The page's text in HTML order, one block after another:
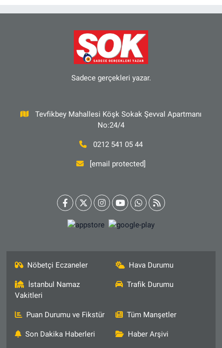
Sadece gerçekleri yazar.
Tevfikbey Mahallesi Köşk Sokak Şevval Apartmanı
No:24/4
0212 541 05 44
[email protected]
Nöbetçi Eczaneler Hava Durumu
İstanbul Namaz
Vakitleri
Trafik Durumu
Puan Durumu ve Fikstür Tüm Manşetler
Son Dakika Haberleri Haber Arşivi